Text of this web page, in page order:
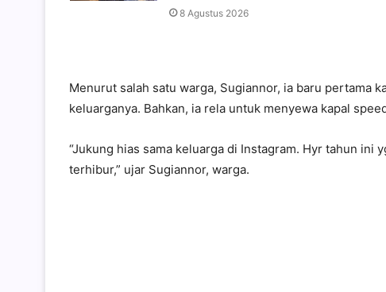
8 Agustus 2026
Menurut salah satu warga, Sugiannor, ia baru pertama
keluarganya. Bahkan, ia rela untuk menyewa kapal
“Jukung hias sama keluarga di Instagram. Hyr tahun ini
terhibur,” ujar Sugiannor, warga.